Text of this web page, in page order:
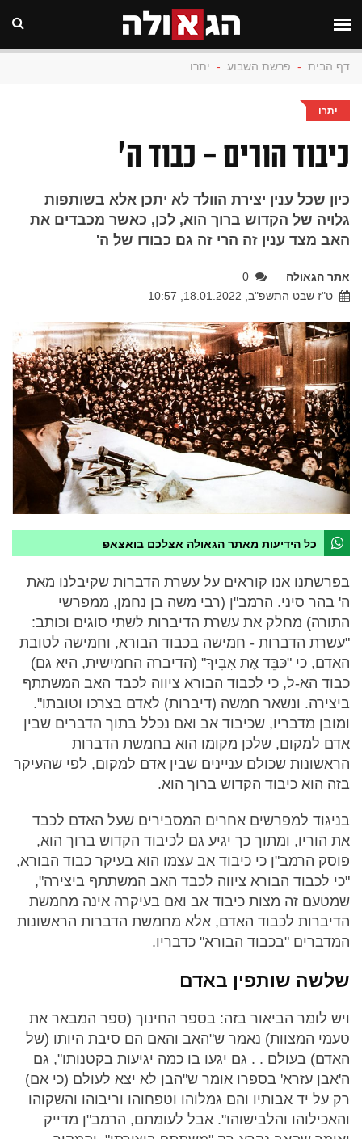
דף הבית - פרשת השבוע - יתרו
יתרו
כיבוד הורים - כבוד ה'
כיון שכל ענין יצירת הוולד לא יתכן אלא בשותפות
גלויה של הקדוש ברוך הוא, לכן, כאשר מכבדים את
האב מצד ענין זה הרי זה גם כבודו של ה'
אתר הגאולה
0
ט"ז שבט התשפ"ב, 18.01.2022, 10:57
כל הידיעות מאתר הגאולה אצלכם בואצאפ
בפרשתנו אנו קוראים על עשרת הדברות שקיבלנו מאת
ה' בהר סיני. הרמב"ן (רבי משה בן נחמן, ממפרשי
התורה) מחלק את עשרת הדיברות לשתי סוגים וכותב:
"עשרת הדברות - חמישה בכבוד הבורא, וחמישה לטובת
האדם, כי "כַּבֵּד אֶת אָבִיךָ" (הדיברה החמישית, היא גם)
כבוד הא-ל, כי לכבוד הבורא ציווה לכבד האב המשתתף
ביצירה. ונשאר חמשה (דיברות) לאדם בצרכו וטובתו".
ומובן מדבריו, שכיבוד אב ואם נכלל בתוך הדברים שבין
אדם למקום, שלכן מקומו הוא בחמשת הדברות
הראשונות שכולם עניינים שבין אדם למקום, לפי שהעיקר
בזה הוא כיבוד הקדוש ברוך הוא.
בניגוד למפרשים אחרים המסבירים שעל האדם לכבד
את הוריו, ומתוך כך יגיע גם לכיבוד הקדוש ברוך הוא,
פוסק הרמב"ן כי כיבוד אב עצמו הוא בעיקר כבוד הבורא,
"כי לכבוד הבורא ציווה לכבד האב המשתתף ביצירה",
שמטעם זה מצות כיבוד אב ואם בעיקרה אינה מחמשת
הדיברות לכבוד האדם, אלא מחמשת הדברות הראשונות
המדברים "בכבוד הבורא" כדבריו.
שלשה שותפין באדם
ויש לומר הביאור בזה: בספר החינוך (ספר המבאר את
טעמי המצוות) נאמר ש"האב והאם הם סיבת היותו (של
האדם) בעולם . . גם יגעו בו כמה יגיעות בקטנותו", גם
ה'אבן עזרא' בספרו אומר ש"הבן לא יצא לעולם (כי אם)
רק על יד אבותיו והם גמלוהו וטפחוהו וריבוהו והשקוהו
והאכילוהו והלבישוהו". אבל לעומתם, הרמב"ן מדייק